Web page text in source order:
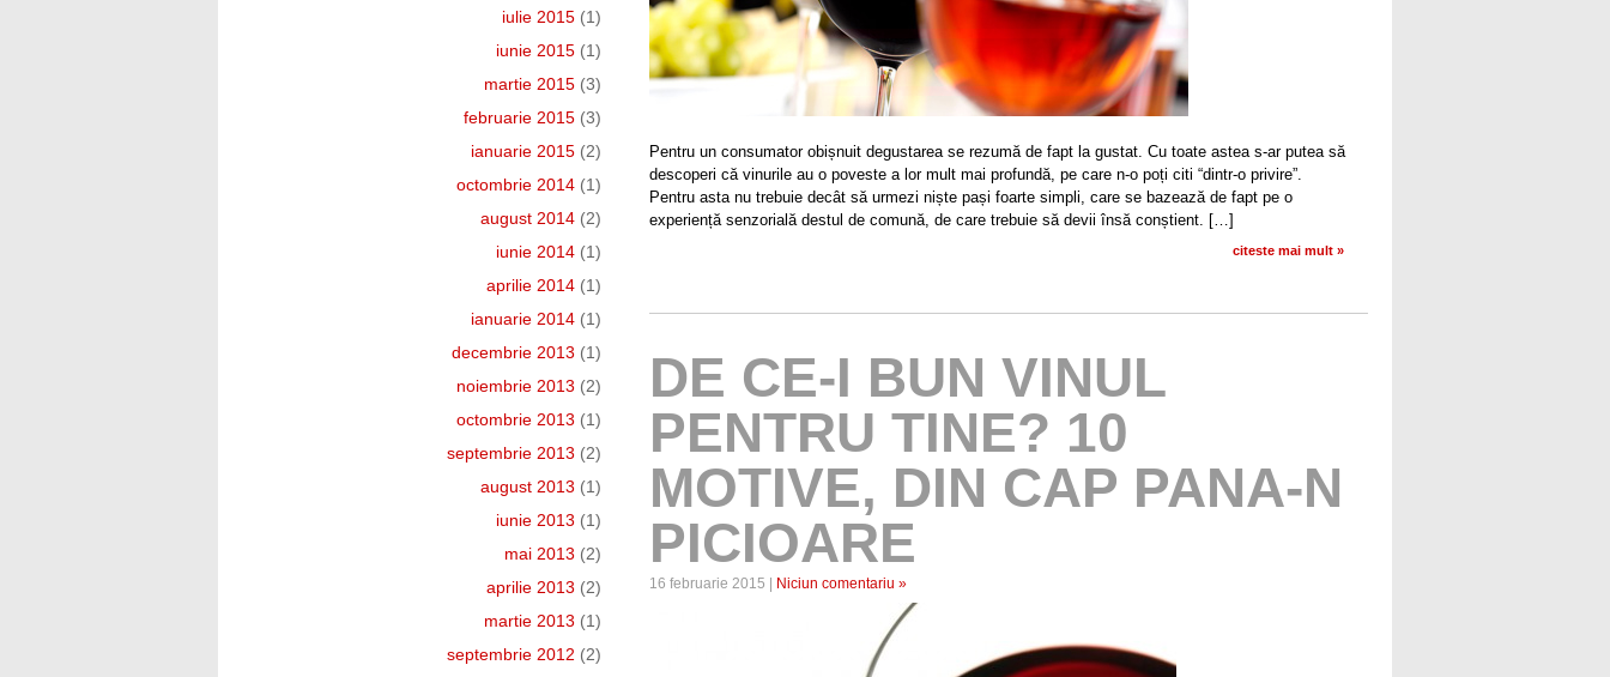
Pentru un consumator obișnuit degustarea se rezumă de fapt la gustat. Cu toate astea s-ar putea să
descoperi că vinurile au o poveste a lor mult mai profundă, pe care n-o poți citi “dintr-o privire”.
Pentru asta nu trebuie decât să urmezi niște pași foarte simpli, care se bazează de fapt pe o
experiență senzorială destul de comună, de care trebuie să devii însă conștient. […]
citeste mai mult »
DE CE-I BUN VINUL
PENTRU TINE? 10
MOTIVE, DIN CAP PANA-N
PICIOARE
16 februarie 2015 | Niciun comentariu »
iulie 2015 (1)
iunie 2015 (1)
martie 2015 (3)
februarie 2015 (3)
ianuarie 2015 (2)
octombrie 2014 (1)
august 2014 (2)
iunie 2014 (1)
aprilie 2014 (1)
ianuarie 2014 (1)
decembrie 2013 (1)
noiembrie 2013 (2)
octombrie 2013 (1)
septembrie 2013 (2)
august 2013 (1)
iunie 2013 (1)
mai 2013 (2)
aprilie 2013 (2)
martie 2013 (1)
septembrie 2012 (2)